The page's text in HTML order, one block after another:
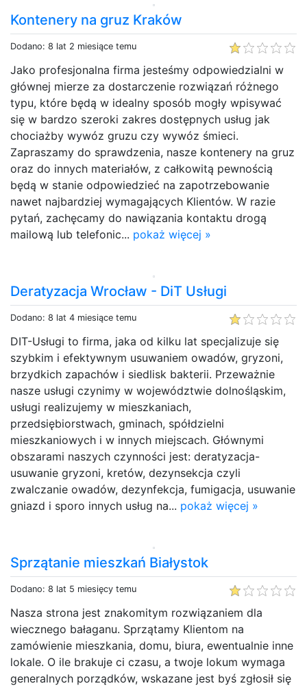
Kontenery na gruz Kraków
Dodano: 8 lat 2 miesiące temu
Jako profesjonalna firma jesteśmy odpowiedzialni w
głównej mierze za dostarczenie rozwiązań różnego
typu, które będą w idealny sposób mogły wpisywać
się w bardzo szeroki zakres dostępnych usług jak
chociażby wywóz gruzu czy wywóz śmieci.
Zapraszamy do sprawdzenia, nasze kontenery na gruz
oraz do innych materiałów, z całkowitą pewnością
będą w stanie odpowiedzieć na zapotrzebowanie
nawet najbardziej wymagających Klientów. W razie
pytań, zachęcamy do nawiązania kontaktu drogą
mailową lub telefonic... pokaż więcej »
Deratyzacja Wrocław - DiT Usługi
Dodano: 8 lat 4 miesiące temu
DIT-Usługi to firma, jaka od kilku lat specjalizuje się
szybkim i efektywnym usuwaniem owadów, gryzoni,
brzydkich zapachów i siedlisk bakterii. Przeważnie
nasze usługi czynimy w województwie dolnośląskim,
usługi realizujemy w mieszkaniach,
przedsiębiorstwach, gminach, spółdzielni
mieszkaniowych i w innych miejscach. Głównymi
obszarami naszych czynności jest: deratyzacja-
usuwanie gryzoni, kretów, dezynsekcja czyli
zwalczanie owadów, dezynfekcja, fumigacja, usuwanie
gniazd i sporo innych usług na... pokaż więcej »
Sprzątanie mieszkań Białystok
Dodano: 8 lat 5 miesięcy temu
Nasza strona jest znakomitym rozwiązaniem dla
wiecznego bałaganu. Sprzątamy Klientom na
zamówienie mieszkania, domu, biura, ewentualnie inne
lokale. O ile brakuje ci czasu, a twoje lokum wymaga
generalnych porządków, wskazane jest byś zgłosił się